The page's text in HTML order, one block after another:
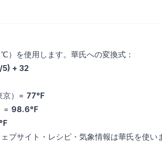
）を使用します。華氏への変換式：
5) + 32
京）= 77°F
= 98.6°F
ブサイト・レシピ・気象情報は華氏を使